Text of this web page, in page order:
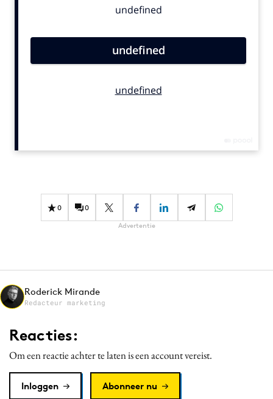
Contentmarketing
Effectiviteit
Gedragsverandering
Martech
Media
Merkstrategie
Programmatic
Purpose Marketing
Reputatie & crisis
0 0
Advertentie
Roderick Mirande
Redacteur marketing
Reacties:
Om een reactie achter te laten is een account vereist.
Inloggen Abonneer nu